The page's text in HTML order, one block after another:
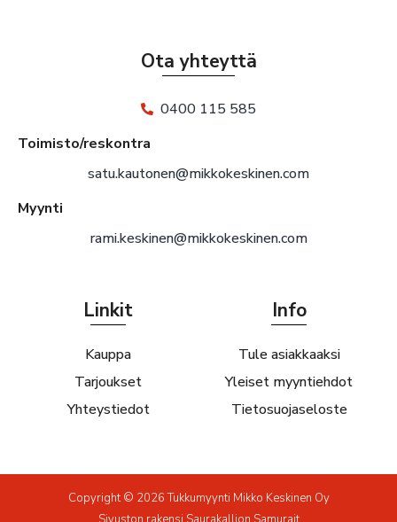
Ota yhteyttä
0400 115 585
Toimisto/reskontra
satu.kautonen@mikkokeskinen.com
Myynti
rami.keskinen@mikkokeskinen.com
Linkit
Kauppa
Tarjoukset
Yhteystiedot
Info
Tule asiakkaaksi
Yleiset myyntiehdot
Tietosuojaseloste
Copyright © 2026 Tukkumyynti Mikko Keskinen Oy